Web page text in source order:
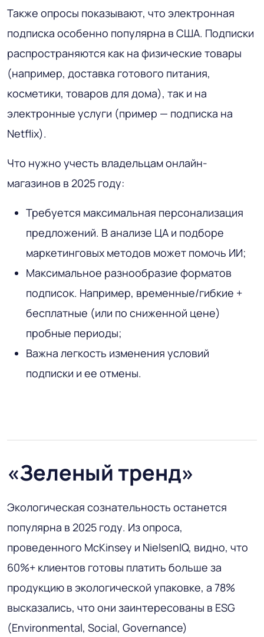
Также опросы показывают, что электронная
подписка особенно популярна в США. Подписки
распространяются как на физические товары
(например, доставка готового питания,
косметики, товаров для дома), так и на
электронные услуги (пример — подписка на
Netflix).
Что нужно учесть владельцам онлайн-
магазинов в 2025 году:
Требуется максимальная персонализация
предложений. В анализе ЦА и подборе
маркетинговых методов может помочь ИИ;
Максимальное разнообразие форматов
подписок. Например, временные/гибкие +
бесплатные (или по сниженной цене)
пробные периоды;
Важна легкость изменения условий
подписки и ее отмены.
«Зеленый тренд»
Экологическая сознательность останется
популярна в 2025 году. Из опроса,
проведенного McKinsey и NielsenIQ, видно, что
60%+ клиентов готовы платить больше за
продукцию в экологической упаковке, а 78%
высказались, что они заинтересованы в ESG
(Environmental, Social, Governance)